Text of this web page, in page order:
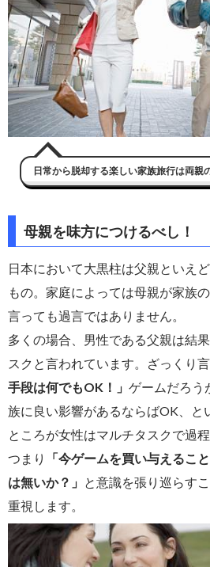
日常から脱却する楽しい家族旅行は両親
母親を味方につけるべし！
日本において大黒柱は父親といえ
もの。家庭によっては母親が家族
言っても過言ではありません。
多くの場合、男性である父親は結
スクと言われています。ざっくり
手段は何でもOK！」 ゲームだろう
族に良い影響があるならばOK、と
ところが女性はマルチタスクで過
つまり
「今ゲームを買い与えるこ
は無いか？」 と意識を張り巡らす
重視します。